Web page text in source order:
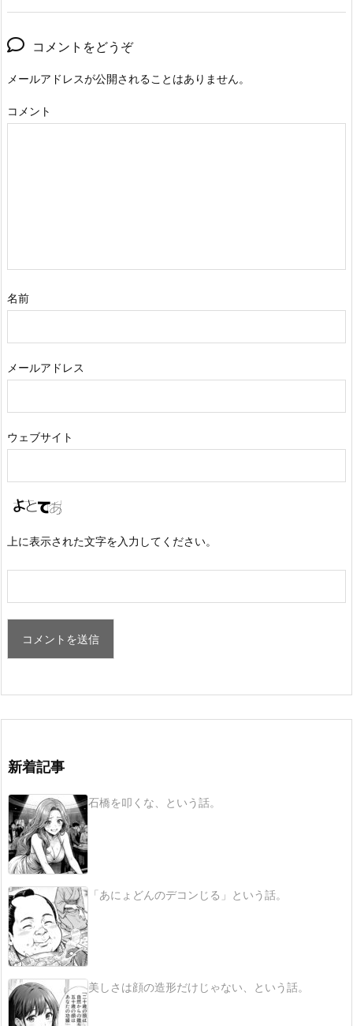
コメントをどうぞ
メールアドレスが公開されることはありません。
コメント
名前
メールアドレス
ウェブサイト
上に表示された文字を入力してください。
新着記事
石橋を叩くな、という話。
「あにょどんのデコンじる」という話。
美しさは顔の造形だけじゃない、という話。